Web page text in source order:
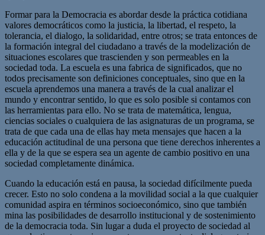
Formar para la Democracia es abordar desde la práctica cotidiana
valores democráticos como la justicia, la libertad, el respeto, la
tolerancia, el dialogo, la solidaridad, entre otros; se trata entonces de
la formación integral del ciudadano a través de la modelización de
situaciones escolares que trascienden y son permeables en la
sociedad toda. La escuela es una fabrica de significados, que no
todos precisamente son definiciones conceptuales, sino que en la
escuela aprendemos una manera a través de la cual analizar el
mundo y encontrar sentido, lo que es solo posible si contamos con
las herramientas para ello. No se trata de matemática, lengua,
ciencias sociales o cualquiera de las asignaturas de un programa, se
trata de que cada una de ellas hay meta mensajes que hacen a la
educación actitudinal de una persona que tiene derechos inherentes a
ella y de la que se espera sea un agente de cambio positivo en una
sociedad completamente dinámica.
Cuando la educación está en pausa, la sociedad difícilmente pueda
crecer. Esto no solo condena a la movilidad social a la que cualquier
comunidad aspira en términos socioeconómico, sino que también
mina las posibilidades de desarrollo institucional y de sostenimiento
de la democracia toda. Sin lugar a duda el proyecto de sociedad al